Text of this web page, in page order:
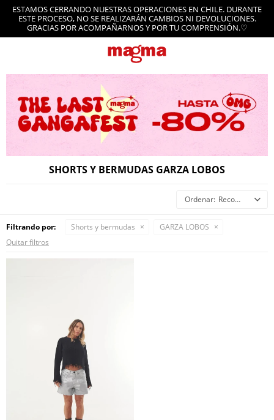
ESTAMOS CERRANDO NUESTRAS OPERACIONES EN CHILE. DURANTE
ESTE PROCESO, NO SE REALIZARÁN CAMBIOS NI DEVOLUCIONES.
GRACIAS POR ACOMPAÑARNOS Y POR TU COMPRENSIÓN.♡
SHORTS Y BERMUDAS GARZA LOBOS
Recomendados
Filtrando por: Shorts y bermudas
GARZA LOBOS
Quitar filtros